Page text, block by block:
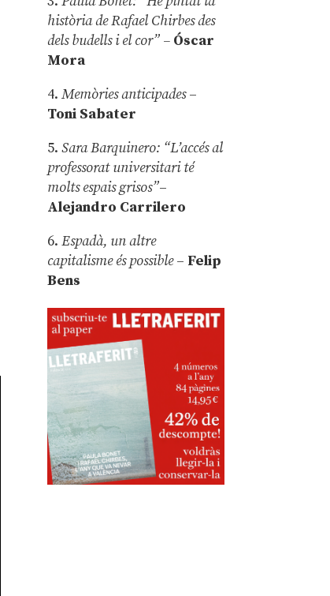
història de Rafael Chirbes des
dels budells i el cor” – Óscar
Mora
4.Memòries anticipades–
Toni Sabater
5.Sara Barquinero: “L’accés al
professorat universitari té
molts espais grisos”–
Alejandro Carrilero
6.Espadà, un altre
capitalisme és possible – Felip
Bens